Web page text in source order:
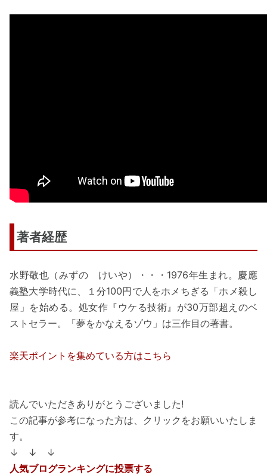
著者経歴
水野敬也（みずの けいや）・・・1976年生まれ。慶應
義塾大学時代に、１分100円で人をホメちぎる「ホメ殺し
屋」を始める。処女作『ウケる技術』が30万部超えのベ
ストセラー。「夢をかなえるゾウ」は三作目の著書。
楽天ポイントを集めている方はこちら
読んでいただきありがとうございました!
この記事が参考になった方は、クリックをお願いいたしま
す。
↓ ↓ ↓
人気ブログランキングに投票する